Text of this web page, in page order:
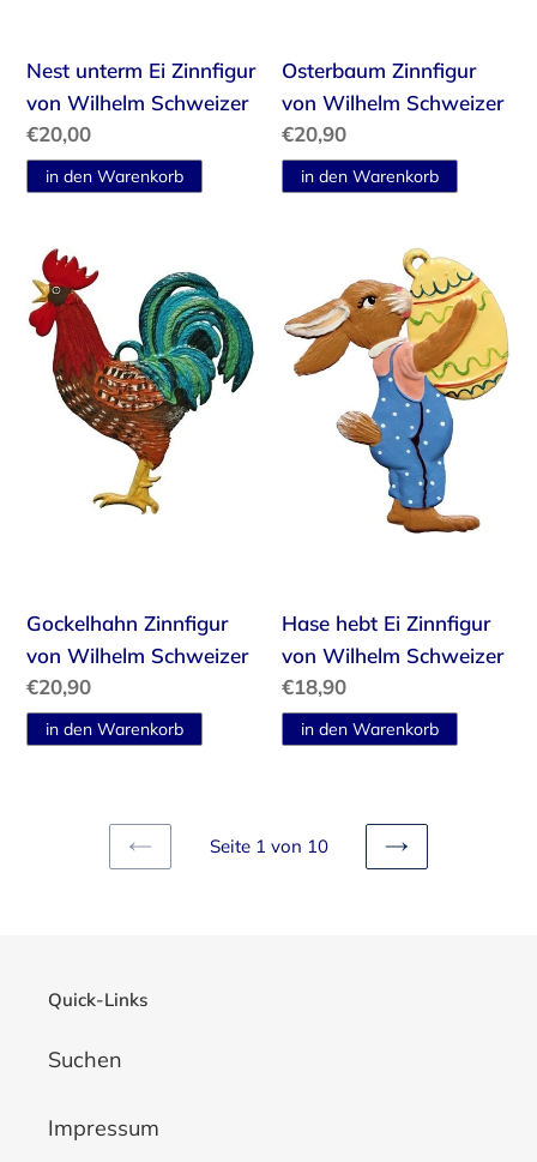
Nest unterm Ei Zinnfigur
von Wilhelm Schweizer
Normaler
Preis
€20,00
Osterbaum Zinnfigur
von Wilhelm Schweizer
Normaler
Preis
€20,90
Gockelhahn
Zinnfigur
von
Wilhelm
Schweizer
Gockelhahn Zinnfigur
von Wilhelm Schweizer
Normaler
Preis
€20,90
Ei
Zinnfigur
Wilhelm
Schweizer
Hase hebt Ei Zinnfigur
von Wilhelm Schweizer
Normaler
Preis
€18,90
VORHERIGE
Seite 1 von 10
NÄCHSTE
Quick-Links
Suchen
Impressum